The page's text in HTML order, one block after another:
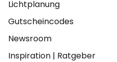
Lichtplanung
Gutscheincodes
Newsroom
Inspiration | Ratgeber